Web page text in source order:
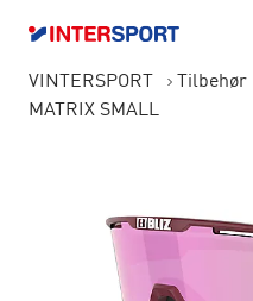
VINTERSPORT Tilbehør
MATRIX SMALL